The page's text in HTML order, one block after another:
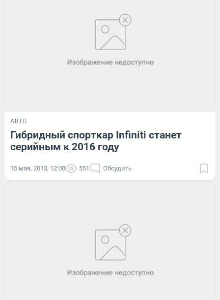
АВТО
Гибридный спорткар Infiniti станет
серийным к 2016 году
15 мая, 2013, 12:00 551 Обсудить